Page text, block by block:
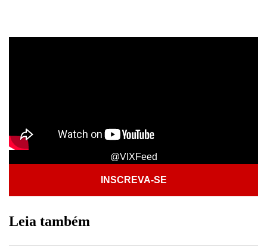
@VIXFeed
INSCREVA-SE
Leia também